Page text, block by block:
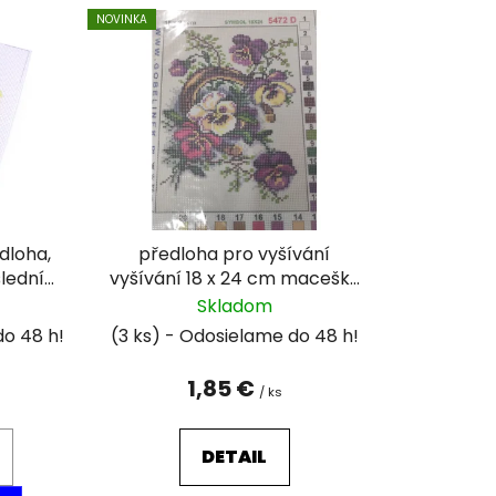
e
n
NOVINKA
předloha pro vyšívání
vyšívání 18 x 24 cm macešky
- různé vzory ( poslední
kusy)
Skladom
(3 ks)
1,85 € / ks
DETAIL